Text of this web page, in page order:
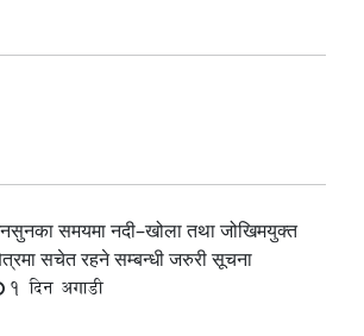
समयमा नदी–खोला तथा जोखिमयुक्त
सचेत रहने सम्बन्धी जरुरी सूचना
1 दिन अगाडी